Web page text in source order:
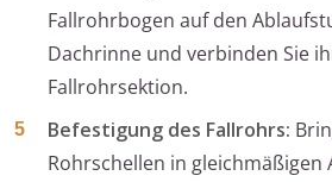
Fallrohrbogen auf den
Dachrinne und verbinden Sie
Fallrohrsektion.
Befestigung des Fallrohrs:
Rohrschellen in gleichmäßigen